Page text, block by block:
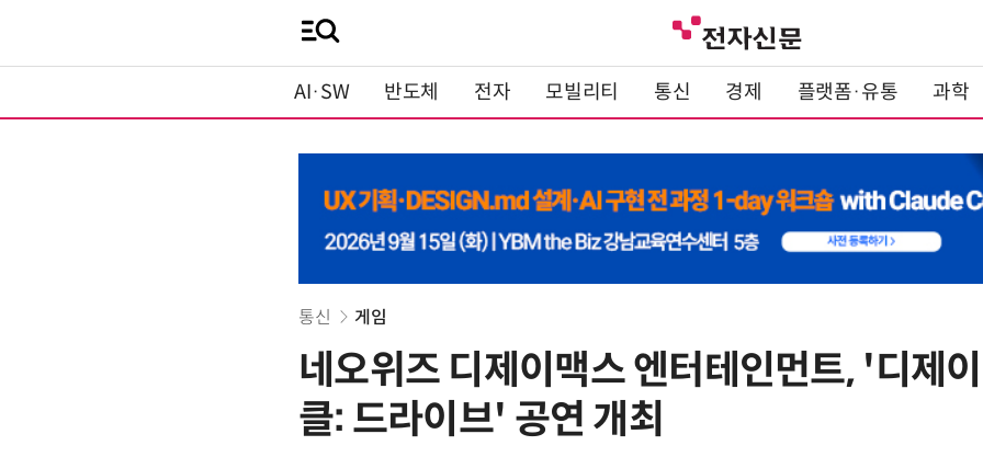
AI·SW 반도체 전자 모빌리티 통신 경제 플랫폼·유통 과학
통신 게임
네오위즈 디제이맥스 엔터테인먼트, '디제
클: 드라이브' 공연 개최